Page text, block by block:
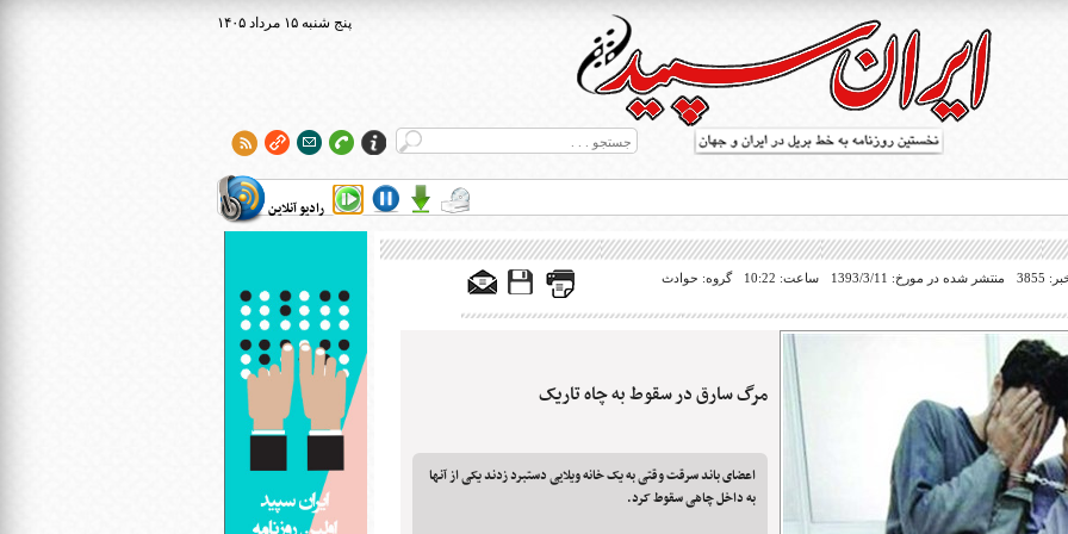
۱۴۰۵ پنج شنبه ۱۵ مرداد
رادیو آنلاین
بریل در جهان
منتشر شده در مورخ: 1393/3/11 ساعت: 10:22 گروه: حوادث
مرگ سارق در سقوط به چاه تاریک
اعضای باند سرقت وقتی به یک خانه ویلایی دستبرد زدند یکی از آنها
به داخل چاهی سقوط کرد.